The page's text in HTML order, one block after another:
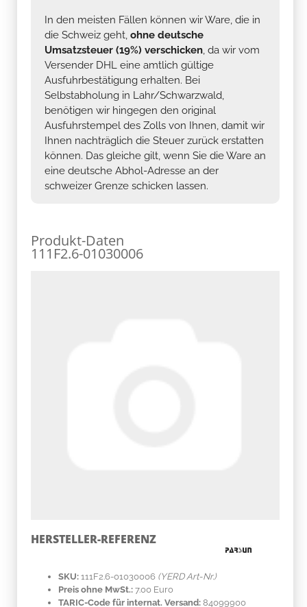
In den meisten Fällen können wir Ware, die in
die Schweiz geht, ohne deutsche
Umsatzsteuer (19%) verschicken, da wir vom
Versender DHL eine amtlich gültige
Ausfuhrbestätigung erhalten. Bei
Selbstabholung in Lahr/Schwarzwald,
benötigen wir hingegen den original
Ausfuhrstempel des Zolls von Ihnen, damit wir
Ihnen nachträglich die Steuer zurück erstatten
können. Das gleiche gilt, wenn Sie die Ware an
eine deutsche Abhol-Adresse an der
schweizer Grenze schicken lassen.
Produkt-Daten
111F2.6-01030006
HERSTELLER-REFERENZ
SKU: 111F2.6-01030006 (YERD Art-Nr.)
Preis ohne MwSt.: 7.00 Euro
TARIC-Code für internat. Versand: 84099900